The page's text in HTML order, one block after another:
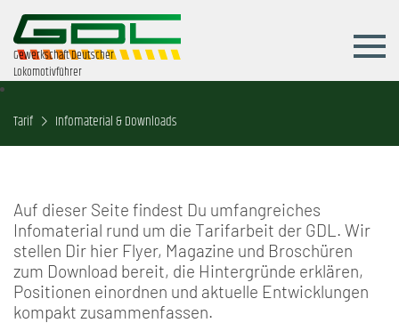
Gewerkschaft Deutscher
Lokomotivführer
Tarif Infomaterial & Downloads
Auf dieser Seite findest Du umfangreiches
Infomaterial rund um die Tarifarbeit der GDL. Wir
stellen Dir hier Flyer, Magazine und Broschüren
zum Download bereit, die Hintergründe erklären,
Positionen einordnen und aktuelle Entwicklungen
kompakt zusammenfassen.